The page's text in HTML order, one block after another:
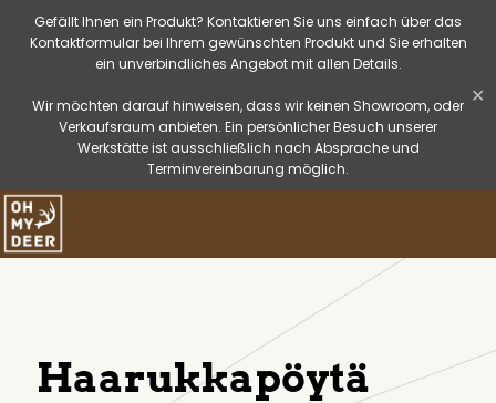
Gefällt Ihnen ein Produkt? Kontaktieren Sie uns einfach über das
Kontaktformular bei Ihrem gewünschten Produkt und Sie erhalten
ein unverbindliches Angebot mit allen Details.
Wir möchten darauf hinweisen, dass wir keinen Showroom, oder
Verkaufsraum anbieten. Ein persönlicher Besuch unserer
Werkstätte ist ausschließlich nach Absprache und
Terminvereinbarung möglich.
✕
Haarukkapöytä